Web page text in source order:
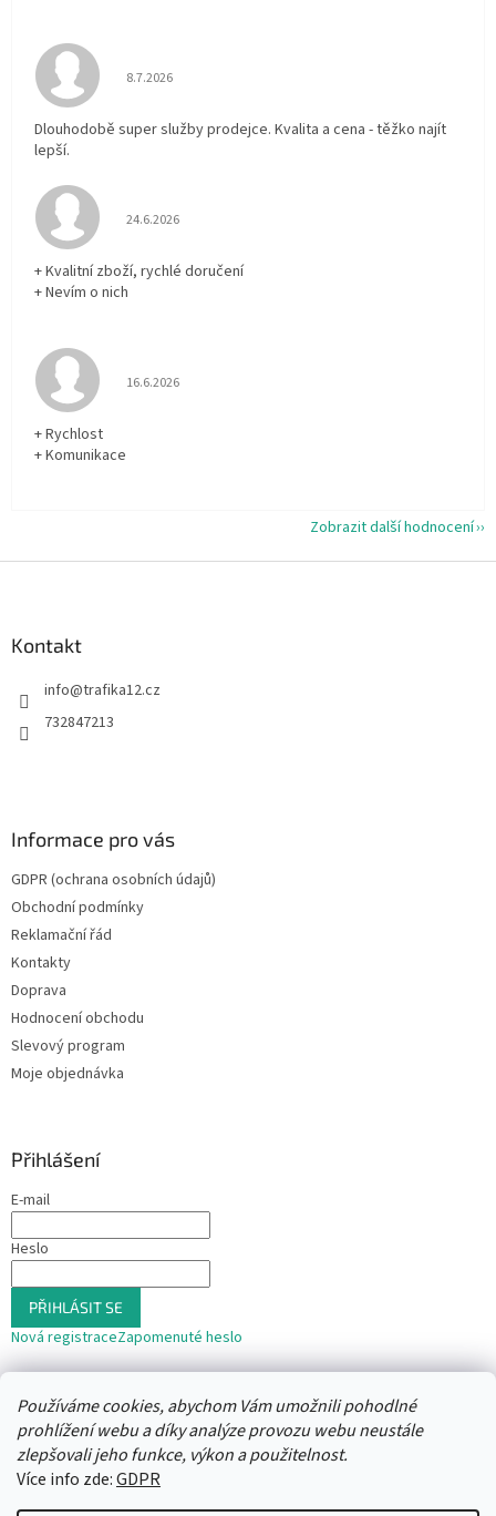
Používáme cookies, abychom Vám umožnili pohodlné
prohlížení webu a díky analýze provozu webu neustále
zlepšovali jeho funkce, výkon a použitelnost.
Více info zde:GDPR
Hodnocení obchodu je 5 z 5 hvězdiček.
8.7.2026
Dlouhodobě super služby prodejce. Kvalita a cena - těžko najít
lepší.
Hodnocení obchodu je 5 z 5 hvězdiček.
24.6.2026
+ Kvalitní zboží, rychlé doručení
+ Nevím o nich
Hodnocení obchodu je 5 z 5 hvězdiček.
16.6.2026
+ Rychlost
+ Komunikace
Zobrazit další hodnocení
Kontakt
info@trafika12.cz
732847213
Informace pro vás
GDPR (ochrana osobních údajů)
Obchodní podmínky
Reklamační řád
Kontakty
Doprava
Hodnocení obchodu
Slevový program
Moje objednávka
Přihlášení
E-mail
Heslo
PŘIHLÁSIT SE
Nová registraceZapomenuté heslo
nebo
Přihlásit se přes Seznam